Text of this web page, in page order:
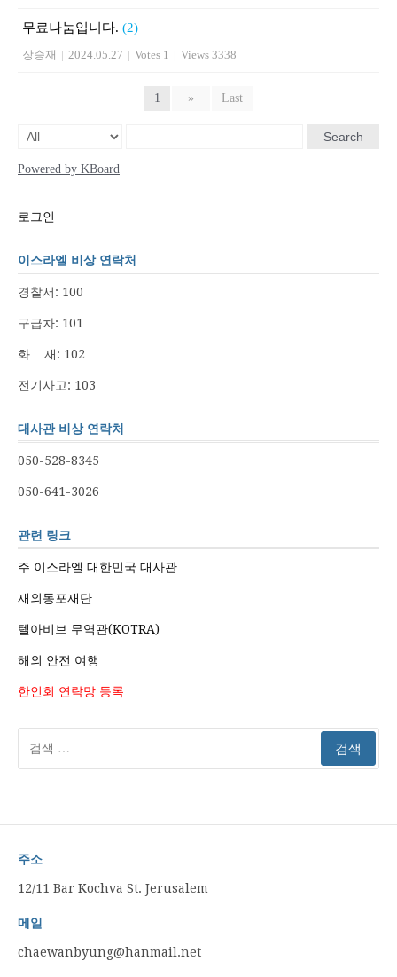
로그인
이스라엘 비상 연락처
경찰서: 100
구급차: 101
화 재: 102
전기사고: 103
대사관 비상 연락처
050-528-8345
050-641-3026
관련 링크
주 이스라엘 대한민국 대사관
재외동포재단
텔아비브 무역관(KOTRA)
해외 안전 여행
한인회 연락망 등록
색:
주소
12/11 Bar Kochva St. Jerusalem
메일
chaewanbyung@hanmail.net